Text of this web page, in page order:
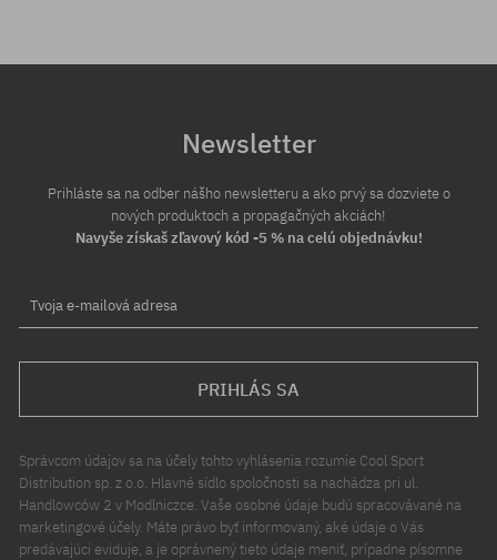
Newsletter
Prihláste sa na odber nášho newsletteru a ako prvý sa dozviete o
nových produktoch a propagačných akciách!
Navyše získaš zľavový kód -5 % na celú objednávku!
Tvoja e-mailová adresa
PRIHLÁS SA
Správcom údajov sa na účely tohto vyhlásenia rozumie Cool Sport
Distribution sp. z o.o. Hlavné sídlo spoločnosti sa nachádza pri ul.
Handlowców 2 v Modlniczce. Vaše osobné údaje budú spracovávané na
marketingové účely. Máte právo byť informovaný, aké údaje o Vás
predávajúci eviduje, a je oprávnený tieto údaje meniť, prípadne písomne